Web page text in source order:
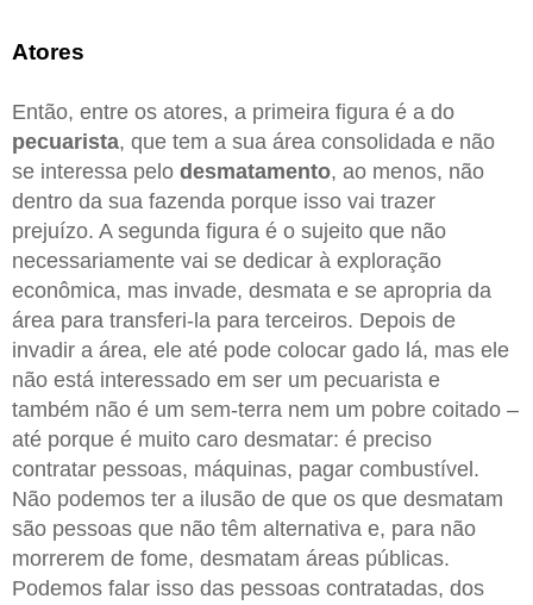
Atores
Então, entre os atores, a primeira figura é a do
pecuarista, que tem a sua área consolidada e não
se interessa pelo desmatamento, ao menos, não
dentro da sua fazenda porque isso vai trazer
prejuízo. A segunda figura é o sujeito que não
necessariamente vai se dedicar à exploração
econômica, mas invade, desmata e se apropria da
área para transferi-la para terceiros. Depois de
invadir a área, ele até pode colocar gado lá, mas ele
não está interessado em ser um pecuarista e
também não é um sem-terra nem um pobre coitado –
até porque é muito caro desmatar: é preciso
contratar pessoas, máquinas, pagar combustível.
Não podemos ter a ilusão de que os que desmatam
são pessoas que não têm alternativa e, para não
morrerem de fome, desmatam áreas públicas.
Podemos falar isso das pessoas contratadas, dos